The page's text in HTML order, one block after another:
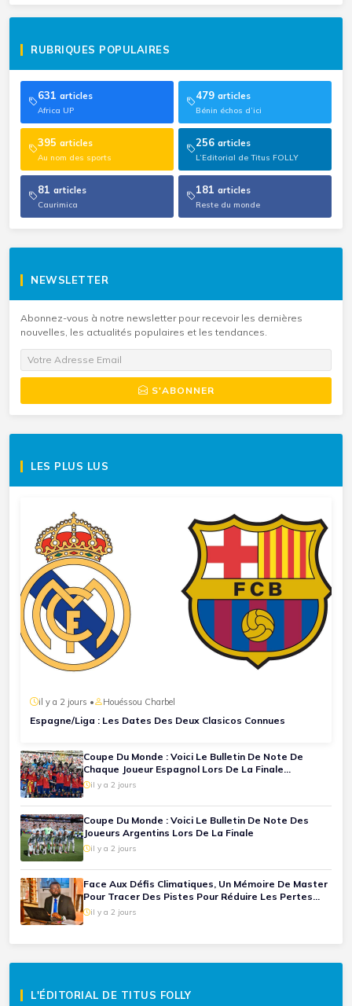
RUBRIQUES POPULAIRES
631 articles
Africa UP
479 articles
Bénin échos d’ici
395 articles
Au nom des sports
256 articles
L’Editorial de Titus FOLLY
81 articles
Caurimica
181 articles
Reste du monde
NEWSLETTER
Abonnez-vous à notre newsletter pour recevoir les dernières
nouvelles, les actualités populaires et les tendances.
S'ABONNER
LES PLUS LUS
il y a 2 jours • Houéssou Charbel
Espagne/Liga : Les Dates Des Deux Clasicos Connues
Coupe Du Monde : Voici Le Bulletin De Note De
Chaque Joueur Espagnol Lors De La Finale
Espagne-Argentine
il y a 2 jours
Coupe Du Monde : Voici Le Bulletin De Note Des
Joueurs Argentins Lors De La Finale
il y a 2 jours
Face Aux Défis Climatiques, Un Mémoire De Master
Pour Tracer Des Pistes Pour Réduire Les Pertes
Agricoles.(Mention Très Bien Pour Mario Pancrace
il y a 2 jours
L'ÉDITORIAL DE TITUS FOLLY